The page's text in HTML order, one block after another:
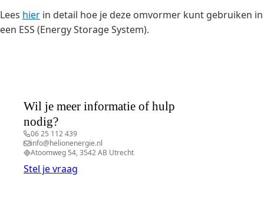
Lees hier in detail hoe je deze omvormer kunt gebruiken in
een ESS (Energy Storage System).
Wil je meer informatie of hulp
nodig?
06 25 112 439
info@helionenergie.nl
Atoomweg 54, 3542 AB Utrecht
Stel je vraag